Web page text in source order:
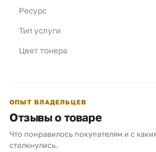
ёмкости Brother TN-
печати договоров,
02 Полная профилактика
Обслуживание узлов:
старого тонера,
Ресурс
Тип услуги
Цвет тонера
ОПЫТ ВЛАДЕЛЬЦЕВ
Отзывы о товаре
Что понравилось покупателям и с
столкнулись.